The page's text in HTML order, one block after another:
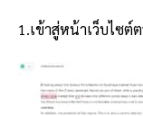
1.เข้าสู่หน้าเว็บไซต์